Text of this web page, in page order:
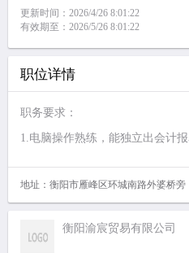
更新时间：2026/4/26 8:01:22
有效期至：2026/5/26 8:01:22
职位详情
职务要求：
1.电脑操作熟练，能独立出会计
地址：衡阳市雁峰区环城南路外婆桥旁
衡阳渝宸贸易有限公司